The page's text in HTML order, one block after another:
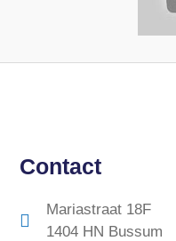
Contact
Mariastraat 18F
1404 HN Bussum